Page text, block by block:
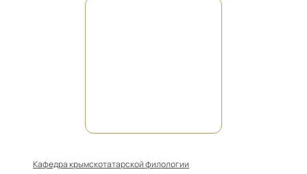
Кафедра крымскотатарской филологии